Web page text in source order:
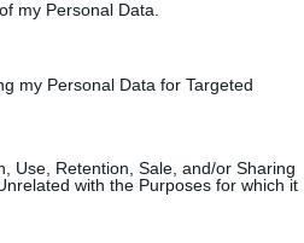
my Personal Data.
my Personal Data for Targeted
Use, Retention, Sale, and/or Sharing
with the Purposes for which it